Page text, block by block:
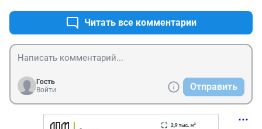
Читать все комментарии
Гость
Войти
Отправить